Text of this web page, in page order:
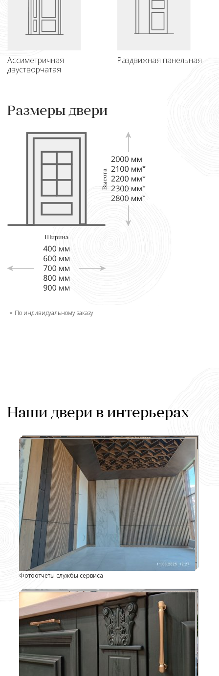
Ассиметричная
двустворчатая
Раздвижная панельная
Размеры двери
По индивидуальному заказу
Наши двери в интерьерах
Фотоотчеты службы сервиса